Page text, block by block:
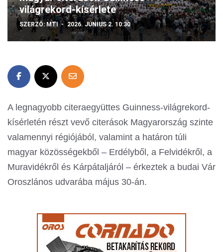
világrekord-kísérlete
SZERZŐ: MTI 2026. JÚNIUS 2. 10:30
A legnagyobb citeraegyüttes Guinness-világrekord-
kísérletén részt vevő citerások Magyarország szinte
valamennyi régiójából, valamint a határon túli
magyar közösségekből – Erdélyből, a Felvidékről, a
Muravidékről és Kárpátaljáról – érkeztek a budai Vár
Oroszlános udvarába május 30-án.